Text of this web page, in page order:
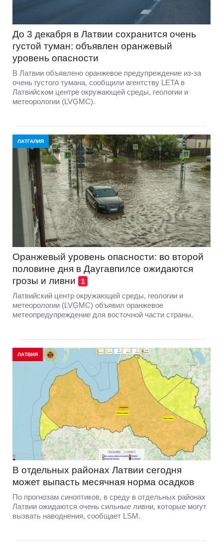
До 3 декабря в Латвии сохранится очень
густой туман: объявлен оранжевый
уровень опасности
В Латвии объявлено оранжевое предупреждение из-за
очень густого тумана, сообщили агентству LETA в
Латвийском центре окружающей среды, геологии и
метеорологии (LVĢMC).
ЛАТГАЛИЯ
Оранжевый уровень опасности: во второй
половине дня в Даугавпилсе ожидаются
грозы и ливни
1
Латвийский центр окружающей среды, геологии и
метеорологии (LVĢMC) объявил оранжевое
метеопредупреждение для восточной части страны.
ЛАТВИЯ
В отдельных районах Латвии сегодня
может выпасть месячная норма осадков
По прогнозам синоптиков, в среду в отдельных районах
Латвии ожидаются очень сильные ливни, которые могут
вызвать наводнения, сообщает LSM.